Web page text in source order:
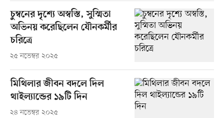
চুম্বনের দৃশ্যে অস্বস্তি, সুস্মিতা
অভিনয় করেছিলেন যৌনকর্মীর
চরিত্রে
২৫ নভেম্বর ২০২৫
মিথিলার জীবন বদলে দিল
থাইল্যান্ডের ১৯টি দিন
২৪ নভেম্বর ২০২৫